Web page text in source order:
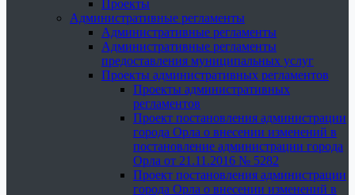
Проекты
Административные регламенты
Административные регламенты
Административные регламенты
предоставления муниципальных услуг
Проекты административных регламентов
Проекты административных
регламентов
Проект постановления администрации
города Орла о внесении изменений в
постановление администрации города
Орла от 21.11.2016 № 5282
Проект постановления администрации
города Орла о внесении изменений в